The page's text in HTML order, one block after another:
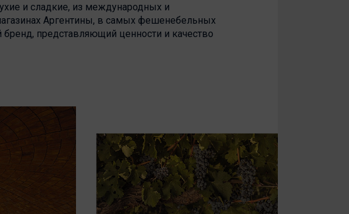
и сладкие, из международных и
Аргентины, в самых фешенебельных
бренд, представляющий ценности и качество